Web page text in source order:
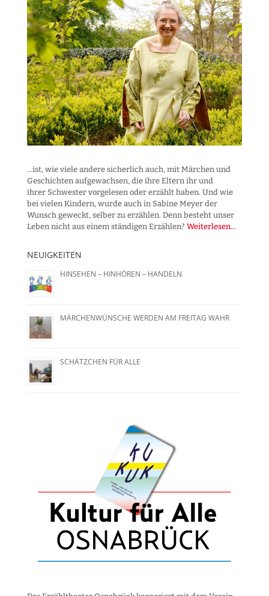
...ist, wie viele andere sicherlich auch, mit Märchen und
Geschichten aufgewachsen, die ihre Eltern ihr und
ihrer Schwester vorgelesen oder erzählt haben. Und wie
bei vielen Kindern, wurde auch in Sabine Meyer der
Wunsch geweckt, selber zu erzählen. Denn besteht unser
Leben nicht aus einem ständigen Erzählen? Weiterlesen...
NEUIGKEITEN
HINSEHEN – HINHÖREN – HANDELN
MÄRCHENWÜNSCHE WERDEN AM FREITAG WAHR
SCHÄTZCHEN FÜR ALLE